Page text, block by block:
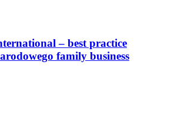
– best practice
family business